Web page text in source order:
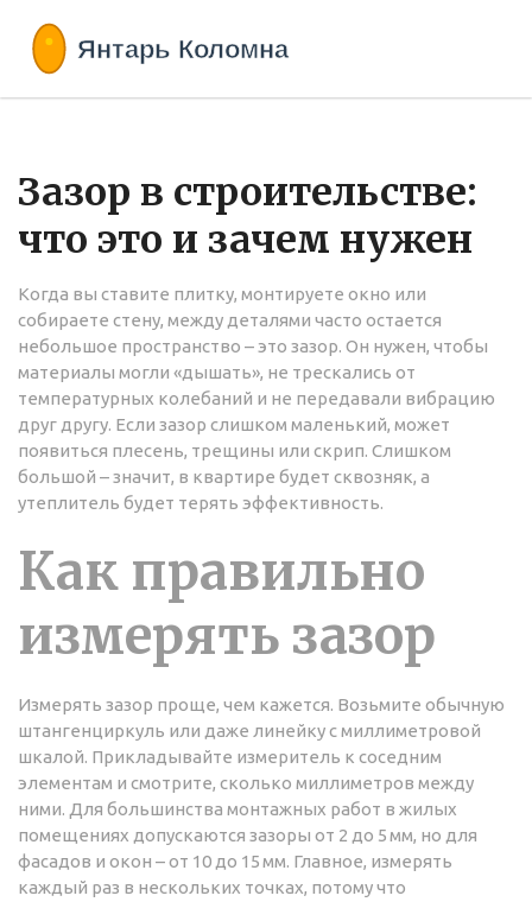
Зазор в строительстве:
что это и зачем нужен
Когда вы ставите плитку, монтируете окно или
собираете стену, между деталями часто остается
небольшое пространство – это зазор. Он нужен, чтобы
материалы могли «дышать», не трескались от
температурных колебаний и не передавали вибрацию
друг другу. Если зазор слишком маленький, может
появиться плесень, трещины или скрип. Слишком
большой – значит, в квартире будет сквозняк, а
утеплитель будет терять эффективность.
Как правильно
измерять зазор
Измерять зазор проще, чем кажется. Возьмите обычную
штангенциркуль или даже линейку с миллиметровой
шкалой. Прикладывайте измеритель к соседним
элементам и смотрите, сколько миллиметров между
ними. Для большинства монтажных работ в жилых
помещениях допускаются зазоры от 2 до 5 мм, но для
фасадов и окон – от 10 до 15 мм. Главное, измерять
каждый раз в нескольких точках, потому что